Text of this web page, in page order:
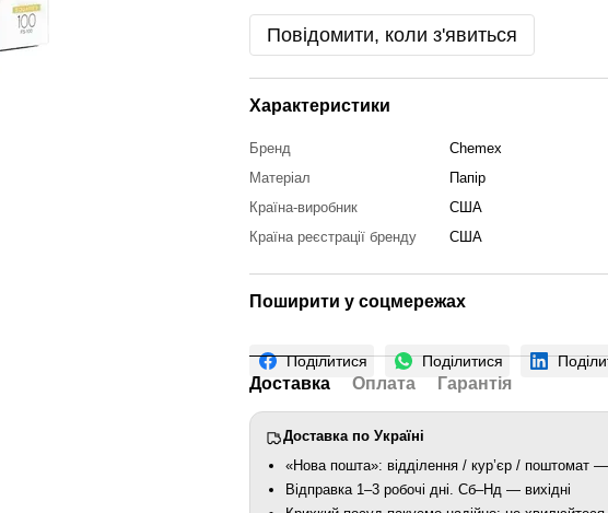
Повідомити, коли з'явиться
Характеристики
Бренд
Chemex
Матеріал
Папір
Країна-виробник
США
Країна реєстрації бренду
США
Поширити у соцмережах
Поділитися Поділитися
Доставка Оплата Гарантія
Доставка по Україні
«Нова пошта»: відділення / кур’єр / поштомат —
Відправка 1–3 робочі дні. Сб–Нд — вихідні